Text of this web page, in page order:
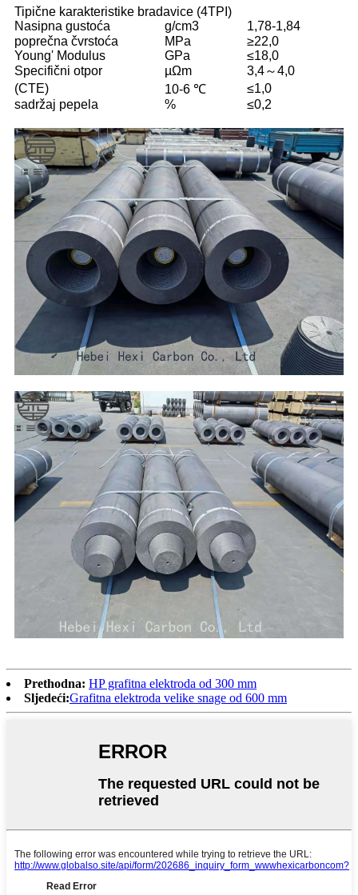
Tipične karakteristike bradavice (4TPI)
Nasipna gustoća
g/cm3
1,78-1,84
poprečna čvrstoća
MPa
≥22,0
Young' Modulus
GPa
≤18,0
Specifični otpor
µΩm
3,4～4,0
(CTE)
10-6 ℃
≤1,0
sadržaj pepela
% ≤0,2
Prethodna: HP grafitna elektroda od 300 mm
Sljedeći:Grafitna elektroda velike snage od 600 mm